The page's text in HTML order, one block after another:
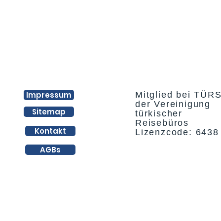
Impressum
Sitemap
Kontakt
Mitglied bei
der Vereinigung
türkischer
Reisebüros
Lizenzcode: 6438
AGBs